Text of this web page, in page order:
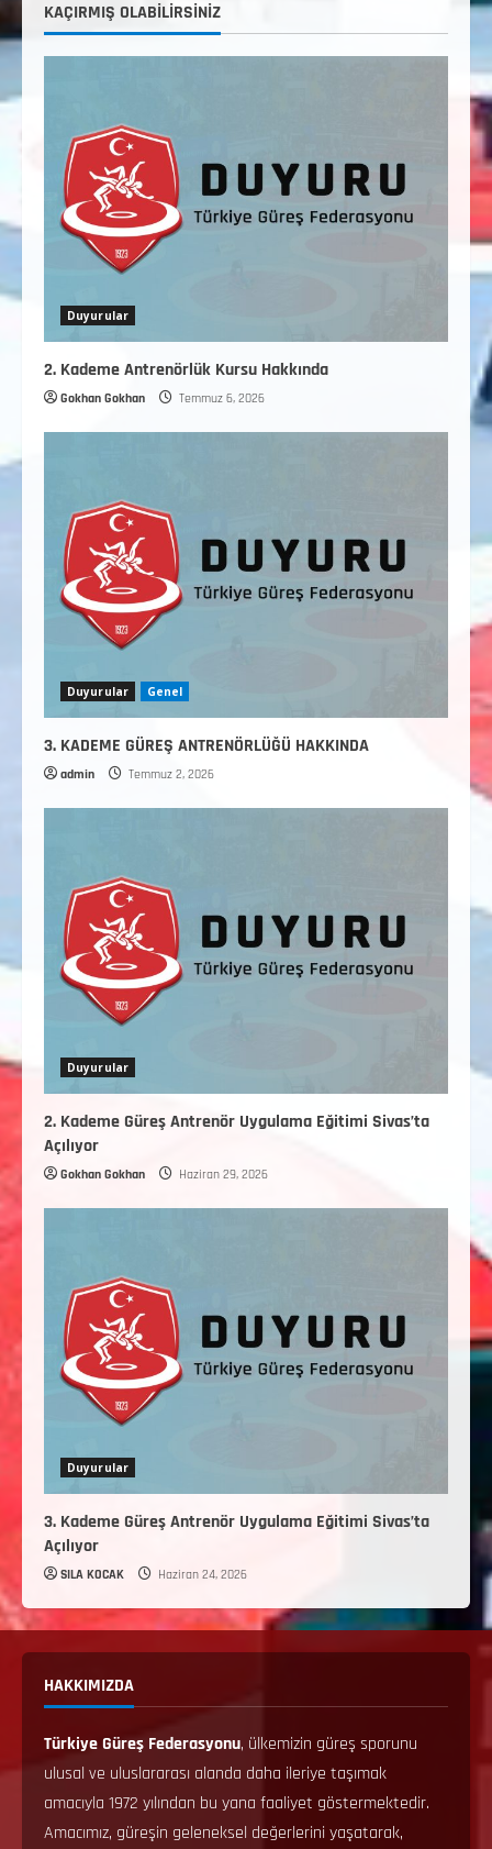
HAKKINDA
Haziran 12, 2026
KAÇIRMIŞ OLABILIRSINIZ
Duyurular
2. Kademe Antrenörlük Kursu Hakkında
Gokhan Gokhan Temmuz 6, 2026
Duyurular Genel
3. KADEME GÜREŞ ANTRENÖRLÜĞÜ HAKKINDA
admin Temmuz 2, 2026
Duyurular
2. Kademe Güreş Antrenör Uygulama Eğitimi Sivas’ta
Açılıyor
Gokhan Gokhan Haziran 29, 2026
Duyurular
3. Kademe Güreş Antrenör Uygulama Eğitimi Sivas’ta
Açılıyor
SILA KOCAK Haziran 24, 2026
HAKKIMIZDA
Türkiye Güreş Federasyonu, ülkemizin güreş sporunu
ulusal ve uluslararası alanda daha ileriye taşımak
amacıyla 1972 yılından bu yana faaliyet göstermektedir.
Amacımız, güreşin geleneksel değerlerini yaşatarak,